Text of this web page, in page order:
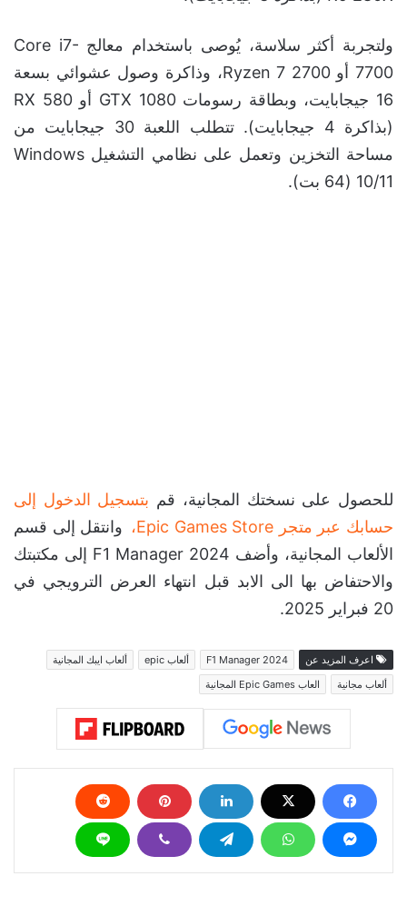
ولتجربة أكثر سلاسة، يُوصى باستخدام معالج Core i7-
7700 أو Ryzen 7 2700، وذاكرة وصول عشوائي بسعة
16 جيجابايت، وبطاقة رسومات GTX 1080 أو RX 580
(بذاكرة 4 جيجابايت). تتطلب اللعبة 30 جيجابايت من
مساحة التخزين وتعمل على نظامي التشغيل Windows
10/11 (64 بت).
للحصول على نسختك المجانية، قم بتسجيل الدخول إلى
حسابك عبر متجر Epic Games Store،
وانتقل إلى قسم
الألعاب المجانية، وأضف F1 Manager 2024 إلى مكتبتك
والاحتفاض بها الى الابد قبل انتهاء العرض الترويجي في
20 فبراير 2025.
اعرف المزيد عن F1 Manager 2024 ألعاب epic
ألعاب ايبك المجانية
ألعاب مجانية
العاب Epic Games المجانية